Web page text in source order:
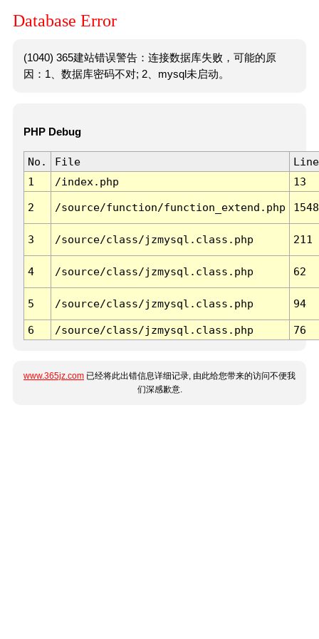
Database Error
(1040) 365建站错误警告：连接数据库失败，可能的原
因：1、数据库密码不对; 2、mysql未启动。
PHP Debug
No. File
Line
1
/index.php 13
2 /source/function/function_extend.php 1548
3 /source/class/jzmysql.class.php 211
4 /source/class/jzmysql.class.php 62
5 /source/class/jzmysql.class.php 94
6 /source/class/jzmysql.class.php 76
www.365jz.com 已经将此出错信息详细记录, 由此给您带来的访问不便我
们深感歉意.